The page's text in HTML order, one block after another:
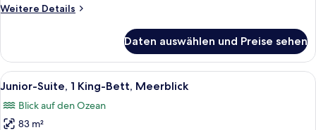
anzeigen
Weitere Details
Weitere
Suite,
Schlafzimmer,
(Oceanfront)
Daten auswählen und Preise sehen
Alle
Fotos
für
Junior-
Ein Wohnzimmer mit einem roten
5
Junior-Suite, 1 King-Bett, Meerblick
Blick auf den Ozean
83 m²